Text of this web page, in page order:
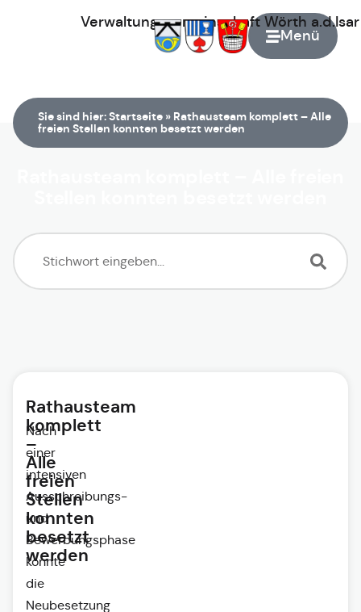
Menü
Verwaltungsgemeinschaft Wörth
Sie sind hier:Startseite » Rathausteam komplett – Alle
freien Stellen konnten besetzt werden
Rathausteam
komplett
–
Alle
freien
Stellen
konnten
besetzt
werden
Nach
einer
intensiven
Ausschreibungs-
und
Bewerbungsphase
konnte
die
Neubesetzung